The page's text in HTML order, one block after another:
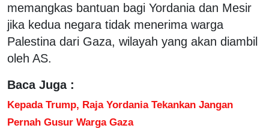
memangkas bantuan bagi Yordania dan Mesir
jika kedua negara tidak menerima warga
Palestina dari Gaza, wilayah yang akan diambil
oleh AS.
Baca Juga :
Kepada Trump, Raja Yordania Tekankan Jangan
Pernah Gusur Warga Gaza